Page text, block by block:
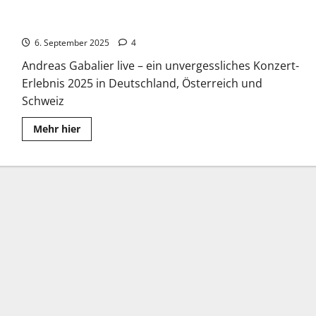
6. September 2025 4
Andreas Gabalier live – ein unvergessliches Konzert-
Erlebnis 2025 in Deutschland, Österreich und
Schweiz
Mehr hierRead
more
Gabalier